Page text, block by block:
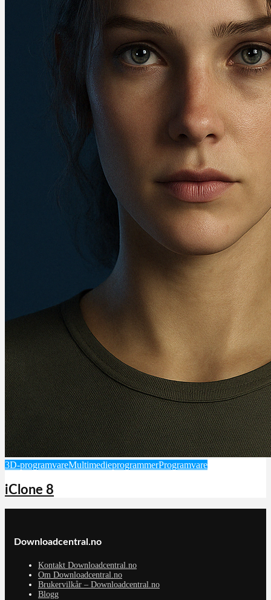
3D-programvareMultimedieprogrammerProgramvare
iClone 8
Downloadcentral.no
Kontakt Downloadcentral.no
Om Downloadcentral.no
Brukervilkår – Downloadcentral.no
Blogg